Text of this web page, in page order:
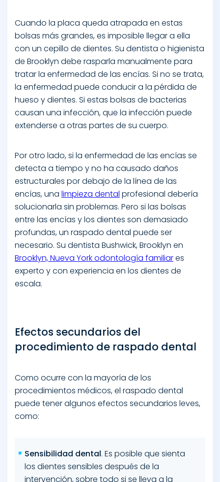
Cuando la placa queda atrapada en estas
bolsas más grandes, es imposible llegar a ella
con un cepillo de dientes. Su dentista o higienista
de Brooklyn debe rasparla manualmente para
tratar la enfermedad de las encías. Si no se trata,
la enfermedad puede conducir a la pérdida de
hueso y dientes. Si estas bolsas de bacterias
causan una infección, que la infección puede
extenderse a otras partes de su cuerpo.
Por otro lado, si la enfermedad de las encías se
detecta a tiempo y no ha causado daños
estructurales por debajo de la línea de las
encías, una limpieza dental profesional debería
solucionarla sin problemas. Pero si las bolsas
entre las encías y los dientes son demasiado
profundas, un raspado dental puede ser
necesario. Su dentista Bushwick, Brooklyn en
Brooklyn, Nueva York odontología familiares
experto y con experiencia en los dientes de
escala.
Efectos secundarios del
procedimiento de raspado dental
Como ocurre con la mayoría de los
procedimientos médicos, el raspado dental
puede tener algunos efectos secundarios leves,
como:
Sensibilidad dental. Es posible que sienta
los dientes sensibles después de la
intervención, sobre todo si se lleva a la